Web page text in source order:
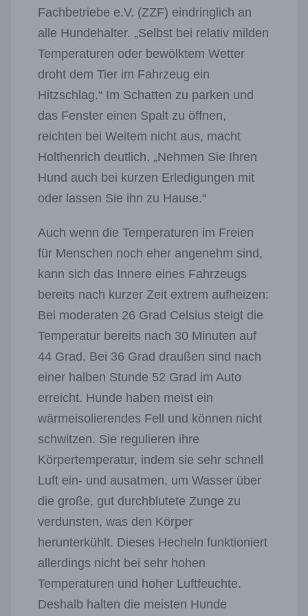
Fachbetriebe e.V. (ZZF) eindringlich an
alle Hundehalter. „Selbst bei relativ milden
Temperaturen oder bewölktem Wetter
droht dem Tier im Fahrzeug ein
Hitzschlag.“ Im Schatten zu parken und
das Fenster einen Spalt zu öffnen,
reichten bei Weitem nicht aus, macht
Holthenrich deutlich. „Nehmen Sie Ihren
Hund auch bei kurzen Erledigungen mit
oder lassen Sie ihn zu Hause.“
Auch wenn die Temperaturen im Freien
für Menschen noch eher angenehm sind,
kann sich das Innere eines Fahrzeugs
bereits nach kurzer Zeit extrem aufheizen:
Bei moderaten 26 Grad Celsius steigt die
Temperatur bereits nach 30 Minuten auf
44 Grad. Bei 36 Grad draußen sind nach
einer halben Stunde 52 Grad im Auto
erreicht. Hunde haben meist ein
wärmeisolierendes Fell und können nicht
schwitzen. Sie regulieren ihre
Körpertemperatur, indem sie sehr schnell
Luft ein- und ausatmen, um Wasser über
die große, gut durchblutete Zunge zu
verdunsten, was den Körper
herunterkühlt. Dieses Hecheln funktioniert
allerdings nicht bei sehr hohen
Temperaturen und hoher Luftfeuchte.
Deshalb halten die meisten Hunde